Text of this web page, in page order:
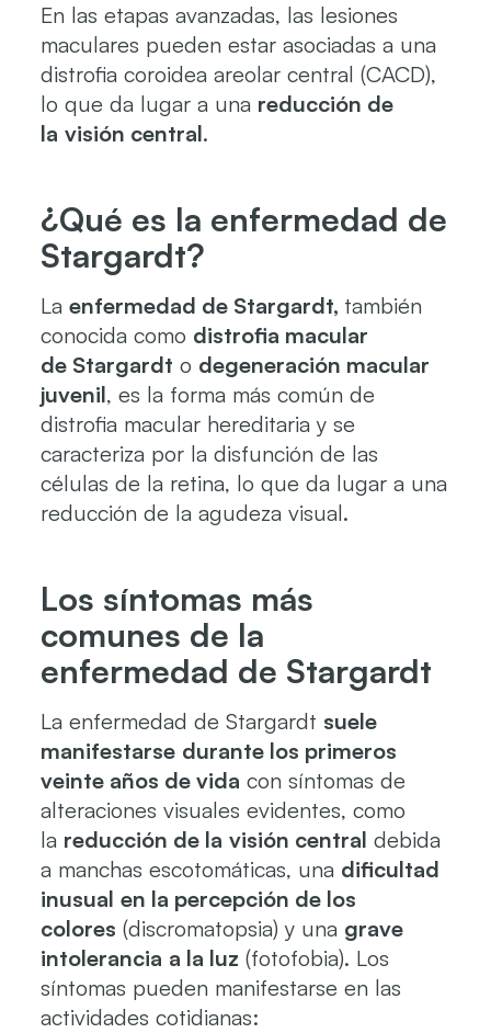
En las etapas avanzadas, las lesiones
maculares pueden estar asociadas a una
distrofia coroidea areolar central (CACD),
lo que da lugar a una reducción de
la visión central.
¿Qué es la enfermedad de
Stargardt?
La enfermedad de Stargardt, también
conocida como distrofia macular
deStargardt o degeneración macular
juvenil, es la forma más común de
distrofia macular hereditaria y se
caracteriza por la disfunción de las
células de la retina, lo que da lugar a una
reducción de la agudeza visual.
Los síntomas más
comunes de la
enfermedad de Stargardt
La enfermedad de Stargardt suele
manifestarse durante los primeros
veinte años de vida con síntomas de
alteraciones visuales evidentes, como
la reducción de la visión central debida
a manchas escotomáticas, una dificultad
inusual en la percepción de los
colores (discromatopsia) y una grave
intolerancia a la luz (fotofobia). Los
síntomas pueden manifestarse en las
actividades cotidianas: